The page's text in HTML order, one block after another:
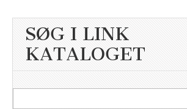
SØG I LINK
KATALOGET